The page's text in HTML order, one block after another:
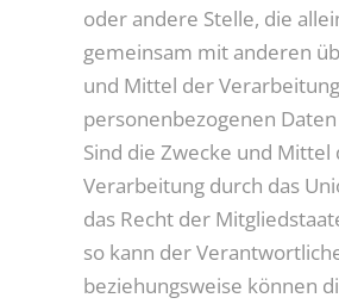
oder andere Stelle, die
gemeinsam mit anderen
und Mittel der
personenbezogenen
Sind die Zwecke und Mittel
Verarbeitung durch das
das Recht der
so kann der
beziehungsweise können